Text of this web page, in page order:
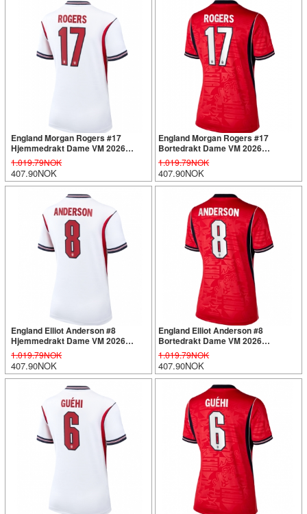
England Morgan Rogers #17
Hjemmedrakt Dame VM 2026
Kortermet
1.019.79NOK
407.90NOK
England Morgan Rogers #17
Bortedrakt Dame VM 2026
Kortermet
1.019.79NOK
407.90NOK
England Elliot Anderson #8
Hjemmedrakt Dame VM 2026
Kortermet
1.019.79NOK
407.90NOK
England Elliot Anderson #8
Bortedrakt Dame VM 2026
Kortermet
1.019.79NOK
407.90NOK